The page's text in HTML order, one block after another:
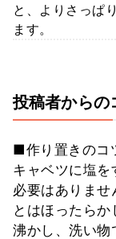
と、よりさっぱ
ます。
投稿者からの
■作り置きのコ
キャベツに塩を
必要はありませ
とはほったら
沸かし、洗い物